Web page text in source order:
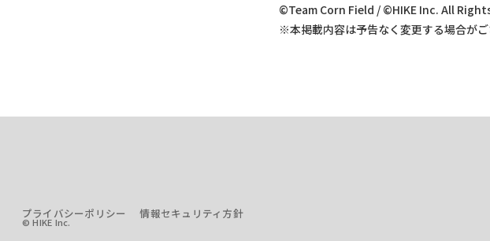
©Team Corn Field / ©HIKE Inc. All
※本掲載内容は予告なく変更する場合がご
プライバシーポリシー 情報セキュリティ方針
© HIKE Inc.